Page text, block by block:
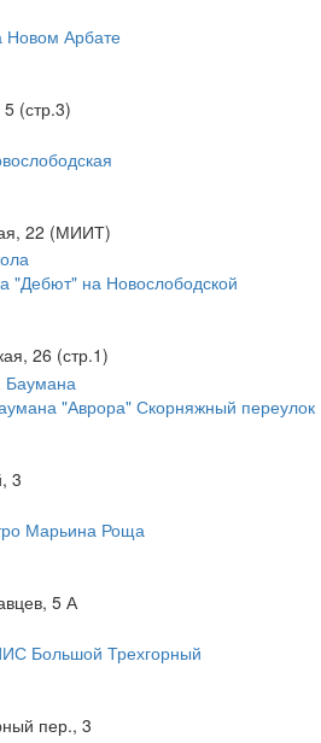
Новом Арбате
(стр.3)
22 (МИИТ)
"Дебют" на Новослободской
26 (стр.1)
"Аврора" Скорняжный переулок
3
Марьина Роща
5 А
Большой Трехгорный
пер., 3